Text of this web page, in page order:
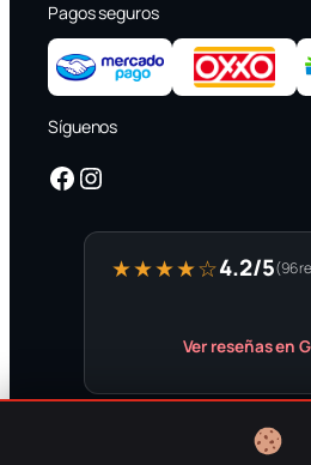
Pagos seguros
Síguenos
Facebook Instagram
★★★★☆4.2/5(96
Ver reseñas en